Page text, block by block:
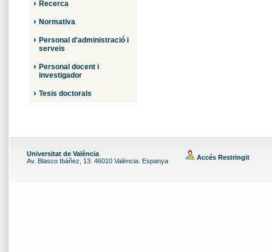
Recerca
Normativa
Personal d'administració i
serveis
Personal docent i
investigador
Tesis doctorals
Universitat de València
Av. Blasco Ibáñez, 13. 46010 València. Espanya
Accés Restringit